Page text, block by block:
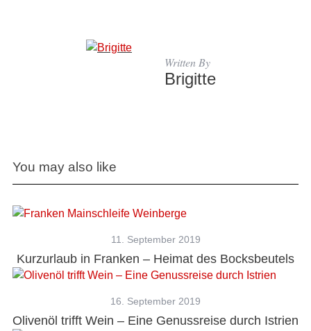
Written By
Brigitte
You may also like
11. September 2019
Kurzurlaub in Franken – Heimat des Bocksbeutels
16. September 2019
Olivenöl trifft Wein – Eine Genussreise durch Istrien